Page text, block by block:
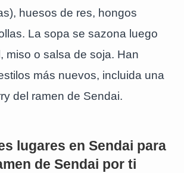
huesos de res, hongos
La sopa se sazona luego
miso o salsa de soja. Han
más nuevos, incluida una
del ramen de Sendai.
lugares en Sendai para
de Sendai por ti